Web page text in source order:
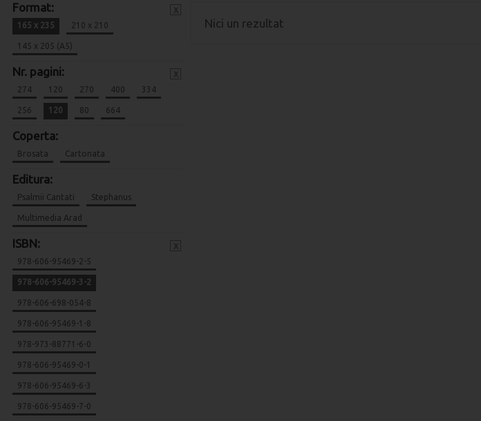
Format:
165 x 235 210 x 210
145 x 205 (A5)
Nr. pagini:
274 120 270 400 334
256 120 80 664
Coperta:
Brosata Cartonata
Editura:
Psalmii Cantati Stephanus
Multimedia Arad
ISBN:
978-606-95469-2-5
978-606-95469-3-2
978-606-698-054-8
978-606-95469-1-8
978-973-88771-6-0
978-606-95469-0-1
978-606-95469-6-3
978-606-95469-7-0
Nici un rezultat